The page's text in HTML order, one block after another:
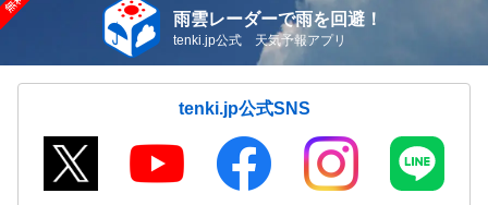
雨雲レーダーで雨を回避！
tenki.jp公式 天気予報アプリ
tenki.jp公式SNS